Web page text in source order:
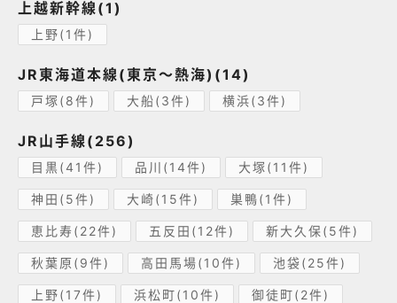
上越新幹線(1)
上野(1件)
JR東海道本線(東京～熱海)(14)
戸塚(8件) 大船(3件) 横浜(3件)
JR山手線(256)
目黒(41件) 品川(14件) 大塚(11件)
神田(5件) 大崎(15件) 巣鴨(1件)
恵比寿(22件) 五反田(12件) 新大久保(5件)
秋葉原(9件) 高田馬場(10件) 池袋(25件)
上野(17件) 浜松町(10件) 御徒町(2件)